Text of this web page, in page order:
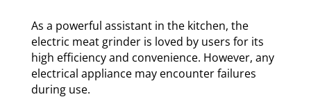
As a powerful assistant in the kitchen, the
electric meat grinder is loved by users for its
high efficiency and convenience. However, any
electrical appliance may encounter failures
during use.